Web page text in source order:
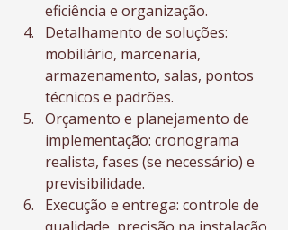
eficiência e organização.
Detalhamento de soluções:
mobiliário, marcenaria,
armazenamento, salas, pontos
técnicos e padrões.
Orçamento e planejamento de
implementação: cronograma
realista, fases (se necessário) e
previsibilidade.
Execução e entrega: controle de